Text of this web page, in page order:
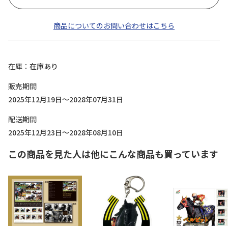
商品についてのお問い合わせはこちら
在庫
在庫あり
販売期間
2025年12月19日～2028年07月31日
配送期間
2025年12月23日～2028年08月10日
この商品を見た人は他にこんな商品も買っています